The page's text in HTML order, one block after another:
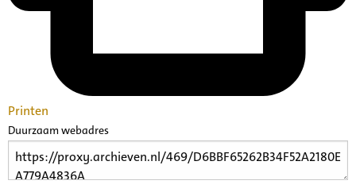
Printen
Duurzaam webadres